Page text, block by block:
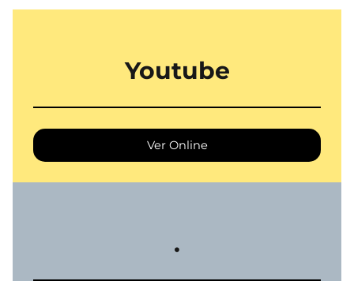
Youtube
Ver Online
.